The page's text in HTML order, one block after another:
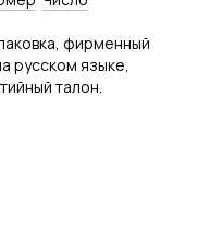
фирменный
русском языке,
талон.